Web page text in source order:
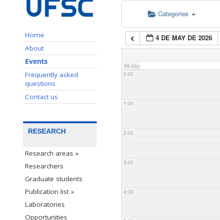
Home
About
Events
Frequently asked
questions
Contact us
RESEARCH
Research areas »
Researchers
Graduate students
Publication list »
Laboratories
Opportunities
Categories
4 DE MAY DE 2026
All-day
0:00
1:00
2:00
3:00
4:00